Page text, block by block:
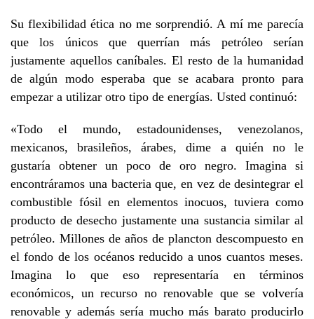
Su flexibilidad ética no me sorprendió. A mí me parecía
que los únicos que querrían más petróleo serían
justamente aquellos caníbales. El resto de la humanidad
de algún modo esperaba que se acabara pronto para
empezar a utilizar otro tipo de energías. Usted continuó:
«Todo el mundo, estadounidenses, venezolanos,
mexicanos, brasileños, árabes, dime a quién no le
gustaría obtener un poco de oro negro. Imagina si
encontráramos una bacteria que, en vez de desintegrar el
combustible fósil en elementos inocuos, tuviera como
producto de desecho justamente una sustancia similar al
petróleo. Millones de años de plancton descompuesto en
el fondo de los océanos reducido a unos cuantos meses.
Imagina lo que eso representaría en términos
económicos, un recurso no renovable que se volvería
renovable y además sería mucho más barato producirlo